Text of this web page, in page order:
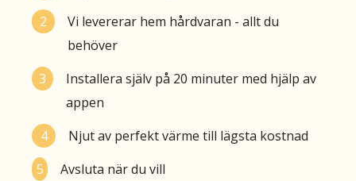
Vi levererar hem hårdvaran - allt du
behöver
Installera själv på 20 minuter med hjälp av
appen
Njut av perfekt värme till lägsta kostnad
Avsluta när du vill